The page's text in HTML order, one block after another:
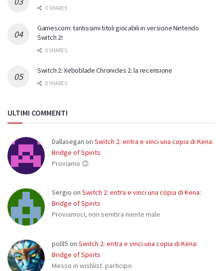
0 SHARES
Gamescom: tantissimi titoli giocabili in versione Nintendo
Switch 2!
0 SHARES
Switch 2: Xeboblade Chronicles 2: la recensione
0 SHARES
ULTIMI COMMENTI
Dallasegan on Switch 2: entra e vinci una copia di Kena:
Bridge of Spirits
Proviamo 😊
Sergio on Switch 2: entra e vinci una copia di Kena:
Bridge of Spirits
Proviamoci, non sembra niente male
pol85 on Switch 2: entra e vinci una copia di Kena:
Bridge of Spirits
Messo in wishlist. participo